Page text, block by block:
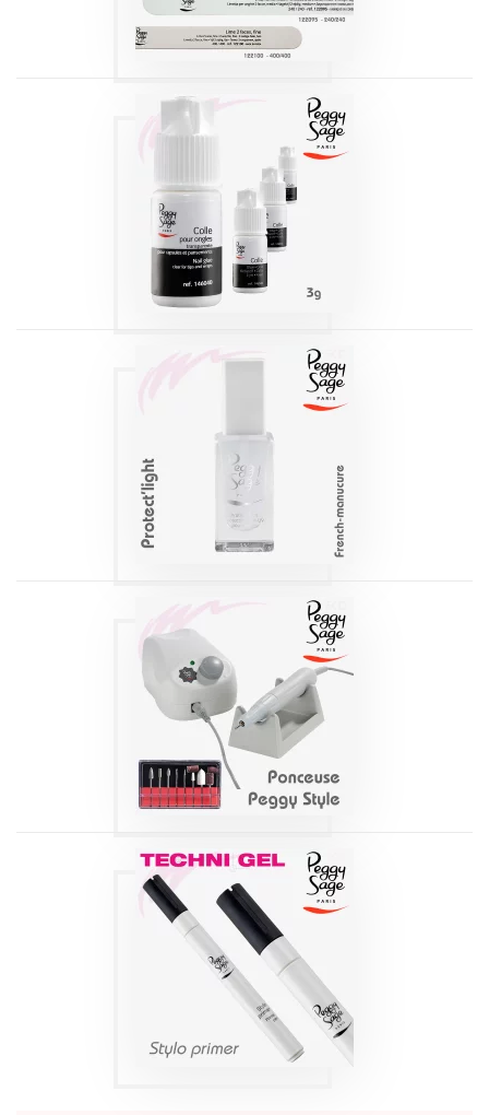
TRANSPARENTE |
PEGGY SAGE 3G
Produits
PEGGY SAGE
Produits
PONCEUSE POUR
ONGLES | PEGGY
STYLE
Produits
STYLO PRIMER |
PEGGY SAGE 3,2
ML
Produits